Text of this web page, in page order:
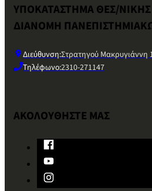
ΥΠΟΚΑΤΑΣΤΗΜΑ ΘΕΣ/ΝΙΚΗΣ
ΔΙΑΝΟΜΗ
Διεύθυνση:Στρατηγού Μακρυγιάννη
Τηλέφωνο:2310-271147
ΑΚΟΛΟΥΘΗΣΤΕ ΜΑΣ